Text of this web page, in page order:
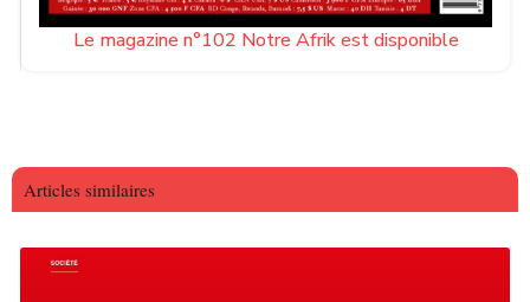
Le magazine n°102 Notre Afrik est disponible
Articles similaires